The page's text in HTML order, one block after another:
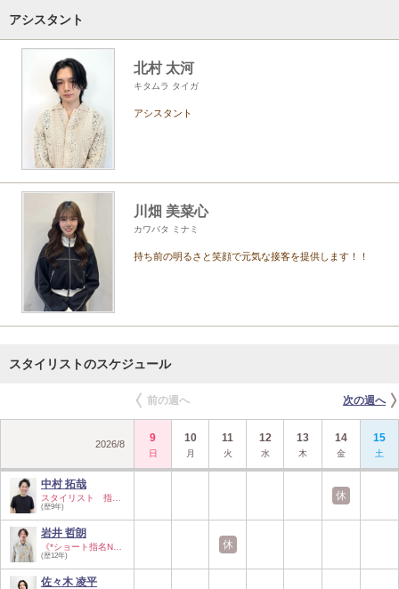
アシスタント
北村 太河
キタムラ タイガ
アシスタント
川畑 美菜心
カワバタ ミナミ
持ち前の明るさと笑顔で元気な接客を提供します！！
スタイリストのスケジュール
前の週へ 次の週へ
2026/8 9
日
10
月
11
火
12
水
13
木
14
金
15
土
中村 拓哉
(歴9年)
岩井 哲朗
(歴12年)
佐々木 凌平
休
休